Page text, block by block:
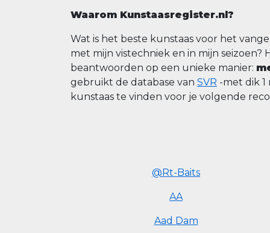
Waarom Kunstaasregister.nl?
Wat is het beste kunstaas voor het
met mijn vistechniek en in mijn
beantwoorden op een unieke manier:
gebruikt de database van SVR -met dik
kunstaas te vinden voor je volgende
@Rt-Baits
AA
Aad Dam